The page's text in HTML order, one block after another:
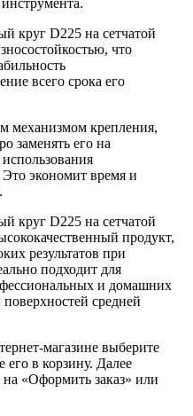
круг D225 на сетчатой
что
всего срока его
механизмом крепления,
заменять его на
экономит время и
круг D225 на сетчатой
продукт,
результатов при
подходит для
и домашних
поверхностей средней
магазине выберите
его в корзину. Далее
«Оформить заказ» или